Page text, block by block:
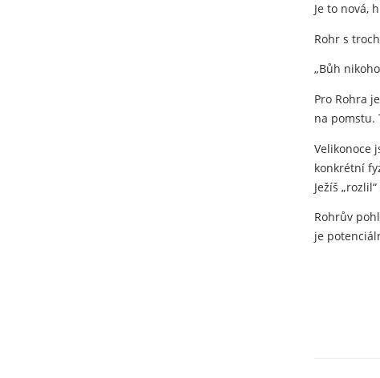
Je to nová,
Rohr s
„Bůh
Pro Rohra
na pomstu.
Velikonoce
konkrétní
Ježíš
Rohrův
je